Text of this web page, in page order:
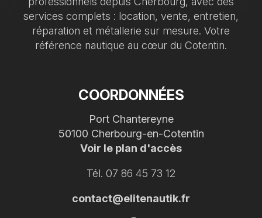
services complets : location, vente, entretien,
réparation et métallerie sur mesure. Votre
référence nautique au cœur du Cotentin.
COORDONNÉES
Port Chantereyne
50100 Cherbourg-en-Cotentin
Voir le plan d'accès
Tél. 07 86 45 73 12
contact@elitenautik.fr